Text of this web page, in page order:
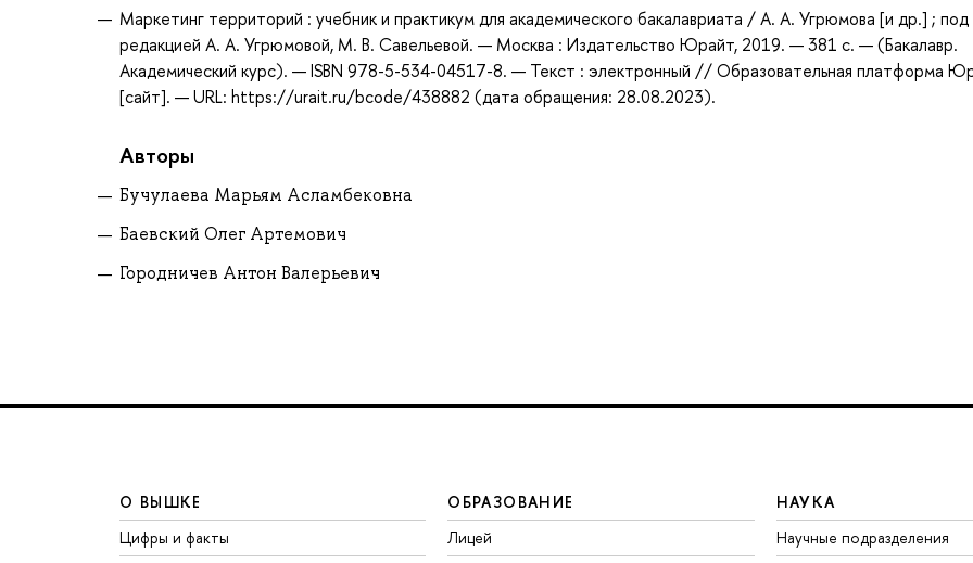
Маркетинг территорий : учебник и практикум для академического бакалавриата / А. А. Угрюмова [и др.] ;
редакцией А. А. Угрюмовой, М. В. Савельевой. — Москва : Издательство Юрайт, 2019. — 381 с. — (Бакалавр.
Академический курс). — ISBN 978-5-534-04517-8. — Текст : электронный // Образовательная платформа
[сайт]. — URL: https://urait.ru/bcode/438882 (дата обращения: 28.08.2023).
Авторы
Бучулаева Марьям Асламбековна
Баевский Олег Артемович
Городничев Антон Валерьевич
О ВЫШКЕ
Цифры и факты
ОБРАЗОВАНИЕ
Лицей
НАУКА
Научные подразделения